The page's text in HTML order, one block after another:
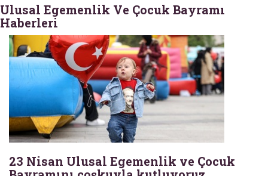
Ulusal Egemenlik Ve Çocuk Bayramı
Haberleri
23 Nisan Ulusal Egemenlik ve Çocuk